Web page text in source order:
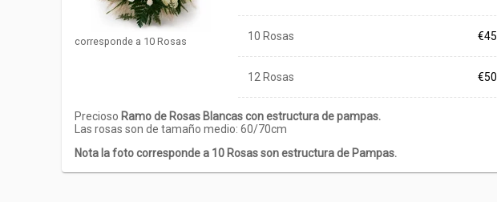
corresponde a 10 Rosas 10 Rosas
12 Rosas
Precioso Ramo de Rosas Blancas con estructura de pampas.
Las rosas son de tamaño medio: 60/70cm
Nota la foto corresponde a 10 Rosas son estructura de Pampas.